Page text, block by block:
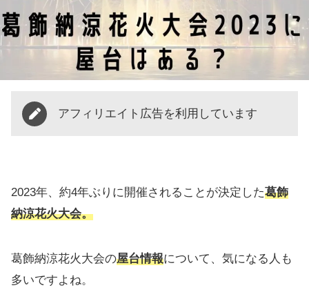
アフィリエイト広告を利用しています
2023年、約4年ぶりに開催されることが決定した葛飾
納涼花火大会。
葛飾納涼花火大会の屋台情報について、気になる人も
多いですよね。